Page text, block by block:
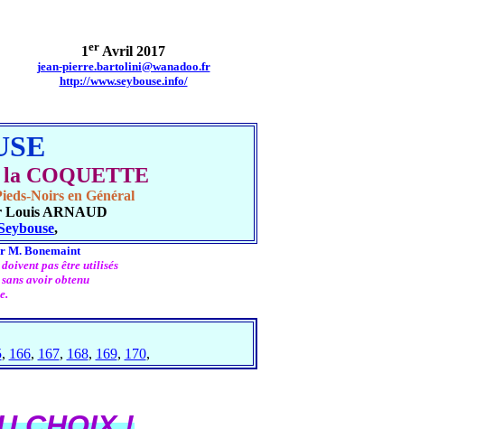
1er Avril 2017
jean-pierre.bartolini@wanadoo.fr
http://www.seybouse.info/
la COQUETTE
Noirs en Général
Louis ARNAUD
,
M. Bonemaint
pas être utilisés
avoir obtenu
, 166, 167, 168, 169, 170,